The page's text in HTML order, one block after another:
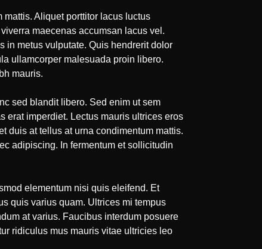
Aliquet porttitor lacus luctus
maecenas accumsan lacus vel.
in metus vulputate. Quis hendrerit dolor
ullamcorper malesuada proin libero.
mauris.
sed blandit libero. Sed enim ut sem
erat imperdiet. Lectus mauris ultrices eros
duis at tellus at urna condimentum mattis.
adipiscing. In fermentum et sollicitudin
elementum nisi quis eleifend. Et
quis varius quam. Ultrices mi tempus
at varius. Faucibus interdum posuere
ridiculus mus mauris vitae ultricies leo